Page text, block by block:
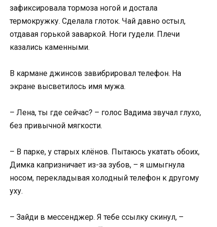
зафиксировала тормоза ногой и достала
термокружку. Сделала глоток. Чай давно остыл,
отдавая горькой заваркой. Ноги гудели. Плечи
казались каменными.
В кармане джинсов завибрировал телефон. На
экране высветилось имя мужа.
– Лена, ты где сейчас? – голос Вадима звучал глухо,
без привычной мягкости.
– В парке, у старых клёнов. Пытаюсь укатать обоих,
Димка капризничает из-за зубов, – я шмыгнула
носом, перекладывая холодный телефон к другому
уху.
– Зайди в мессенджер. Я тебе ссылку скинул, –